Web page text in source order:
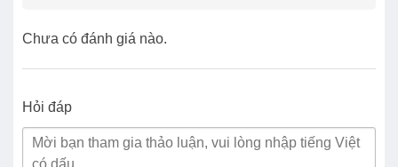
Chưa có đánh giá nào.
Hỏi đáp